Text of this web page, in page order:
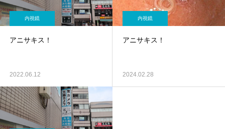
内視鏡
アニサキス！
2022.06.12
内視鏡
アニサキス！
2024.02.28